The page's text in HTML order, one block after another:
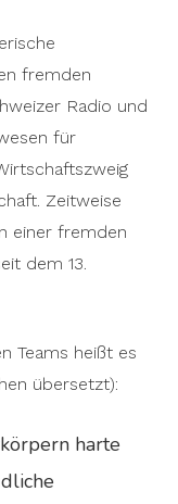
fremden
Radio und
für
Zeitweise
einer fremden
dem 13.
Teams heißt es
übersetzt):
harte